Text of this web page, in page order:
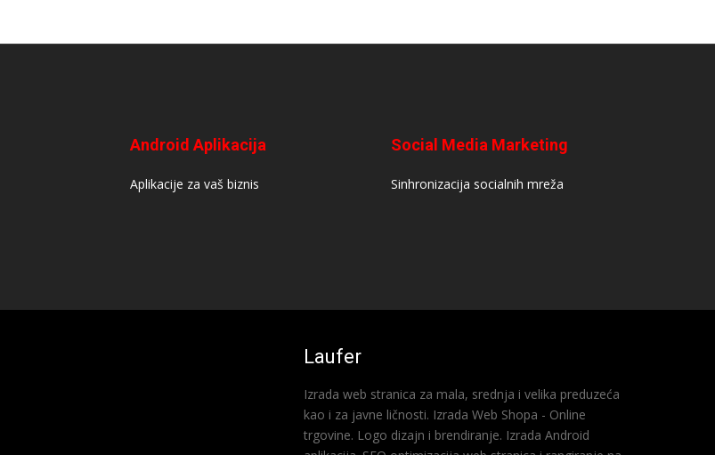
Android Aplikacija
Aplikacije za vaš biznis
Social Media Marketing
Sinhronizacija socialnih mreža
Laufer
Izrada web stranica za mala, srednja i velika preduzeća
kao i za javne ličnosti. Izrada Web Shopa - Online
trgovine. Logo dizajn i brendiranje. Izrada Android